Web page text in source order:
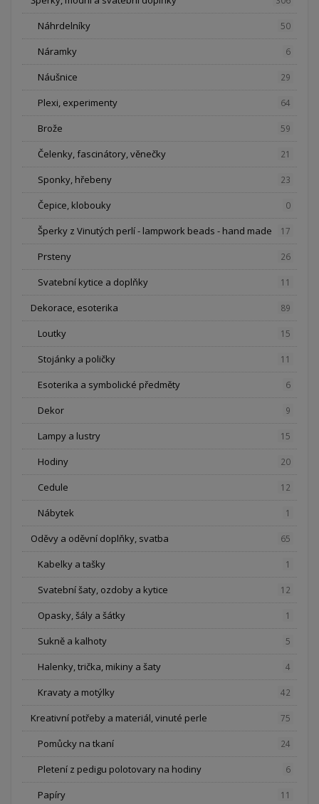
Náhrdelníky 50
Náramky 6
Náušnice 29
Plexi, experimenty 64
Brože 59
Čelenky, fascinátory, věnečky 21
Sponky, hřebeny 23
Čepice, klobouky 0
Šperky z Vinutých perlí - lampwork beads - hand made 17
Prsteny 26
Svatební kytice a doplňky 11
Dekorace, esoterika 89
Loutky 15
Stojánky a poličky 11
Esoterika a symbolické předměty 6
Dekor 9
Lampy a lustry 15
Hodiny 20
Cedule 12
Nábytek 1
Oděvy a oděvní doplňky, svatba 65
Kabelky a tašky 1
Svatební šaty, ozdoby a kytice 12
Opasky, šály a šátky 1
Sukně a kalhoty 5
Halenky, trička, mikiny a šaty 4
Kravaty a motýlky 42
Kreativní potřeby a materiál, vinuté perle 75
Pomůcky na tkaní 24
Pletení z pedigu polotovary na hodiny 6
Papíry 11